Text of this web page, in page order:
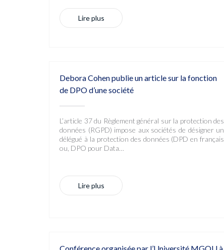
Lire plus
Debora Cohen publie un article sur la fonction
de DPO d’une société
L’article 37 du Règlement général sur la protection des
données (RGPD) impose aux sociétés de désigner un
délégué à la protection des données (DPD en français
ou, DPO pour Data…
Lire plus
Conférence organisée par l’Université MGOU à